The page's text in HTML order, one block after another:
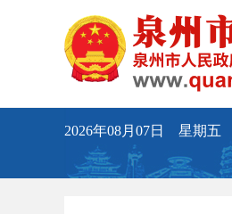
2026年08月07日 星期五